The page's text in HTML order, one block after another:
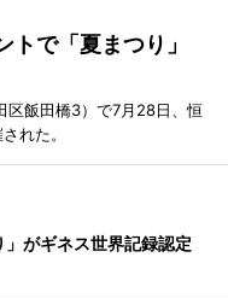
トで「夏まつり」
区飯田橋3）で7月28日、恒
れた。
がギネス世界記録認定